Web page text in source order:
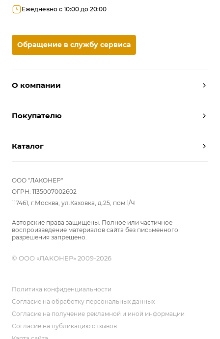
О компании
Условия работы
Отзывы
Вопрос-ответ
Покупателю
Вызвать дизайнера
Реализованные проекты
Комплектуем шкаф-купе
Каталог
Шкафы
Прихожие
Гостиные
Гардеробные
Детские
Кухни
Мебель в ванную
Распродажа
Двери и перегородки
Библиотеки, домашний офис
Мягкие панели
ООО "ЛАКОНЕР"
ОГРН: 1135007002602
117461, г.Москва, ул.Каховка, д.25, пом 1/Ч
Авторские права защищены. Полное или частичное
воспроизведение материалов сайта без письменного
разрешения запрещено.
© ООО «ЛАКОНЕР» 2009-2026
Ежедневно с 10:00 до 20:00
Обращение в службу сервиса
Политика конфиденциальности
Согласие на обработку персональных данных
Согласие на получение рекламной и иной информации
Согласие на публикацию отзывов